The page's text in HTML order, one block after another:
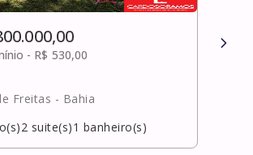
- R$ 530,00
Freitas - Bahia
2 suite(s)1 banheiro(s)
R$